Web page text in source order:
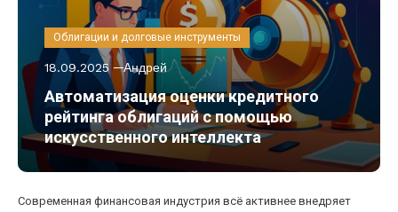
Облигации и долговые инструменты
18.09.2025 Андрей
Автоматизация оценки кредитного
рейтинга облигаций с помощью
искусственного интеллекта
Современная финансовая индустрия всё активнее внедряет